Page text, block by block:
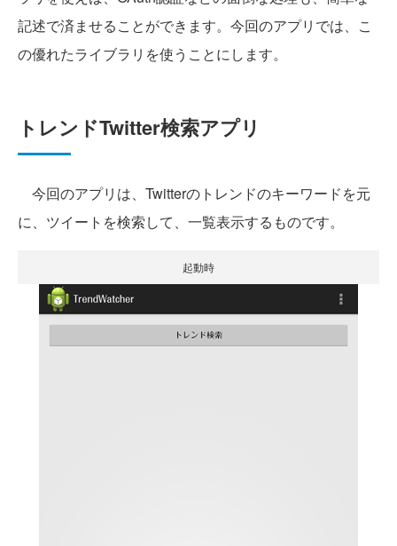
記述で済ませることができます。今回のアプリでは、こ
の優れたライブラリを使うことにします。
トレンドTwitter検索アプリ
今回のアプリは、Twitterのトレンドのキーワードを元
に、ツイートを検索して、一覧表示するものです。
起動時